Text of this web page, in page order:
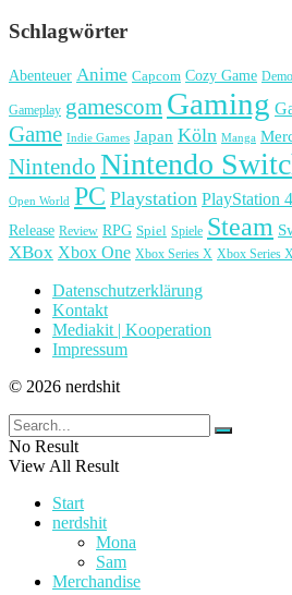
Schlagwörter
Abenteuer Anime Capcom Cozy Game Demo
Gameplay gamescom Gaming
Game Indie Games Japan Köln Manga
Nintendo Nintendo
Open World PC Playstation PlayStation 4
Release Review RPG Spiel Spiele Steam
XBox Xbox One Xbox Series X Xbox Series
Datenschutzerklärung
Kontakt
Mediakit | Kooperation
Impressum
© 2026 nerdshit
No Result
View All Result
Start
nerdshit
Mona
Sam
Merchandise